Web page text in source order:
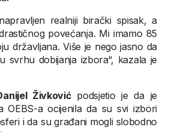
realniji birački spisak, a
povećanja. Mi imamo 85
državljana. Više je nego jasno da
svrhu dobijanja izbora“, kazala je
Živkovićpodsjetio je da je
OEBS-a ocijenila da su svi izbori
i da su građani mogli slobodno